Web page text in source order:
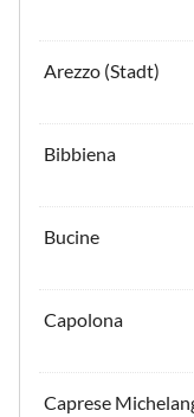
Arezzo (Stadt)
Bibbiena
Bucine
Capolona
Caprese